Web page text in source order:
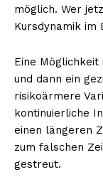
möglich. Wer
Kursdynamik im
Eine
und dann ein
risikoärmere
kontinuierliche
einen längeren
zum falschen
gestreut.